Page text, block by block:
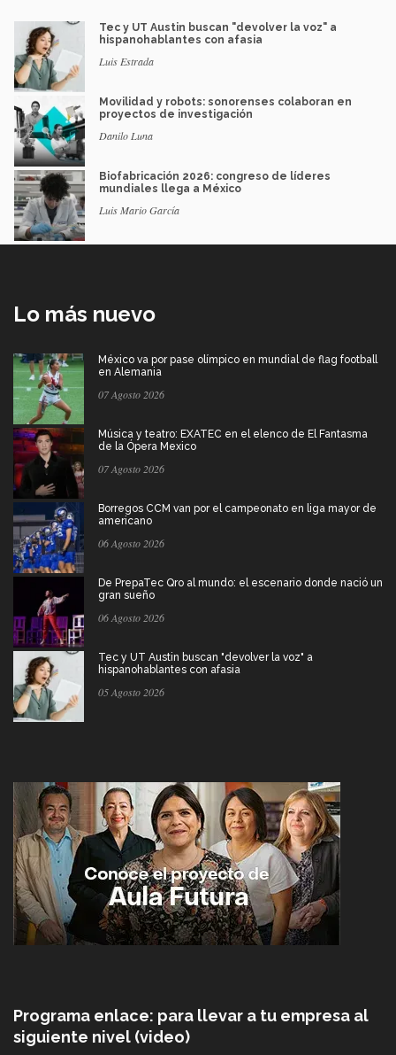
Tec y UT Austin buscan "devolver la voz" a
hispanohablantes con afasia
Luis Estrada
Movilidad y robots: sonorenses colaboran en
proyectos de investigación
Danilo Luna
Biofabricación 2026: congreso de líderes
mundiales llega a México
Luis Mario García
Lo más nuevo
México va por pase olímpico en mundial de flag football
en Alemania
07 Agosto 2026
Música y teatro: EXATEC en el elenco de El Fantasma
de la Ópera Mexico
07 Agosto 2026
Borregos CCM van por el campeonato en liga mayor de
americano
06 Agosto 2026
De PrepaTec Qro al mundo: el escenario donde nació un
gran sueño
06 Agosto 2026
Tec y UT Austin buscan "devolver la voz" a
hispanohablantes con afasia
05 Agosto 2026
Programa enlace: para llevar a tu empresa al
siguiente nivel (video)